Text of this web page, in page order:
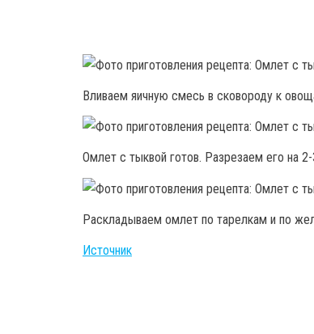
Вливаем яичную смесь в сковороду к
Омлет с тыквой готов. Разрезаем его на 2-
Раскладываем омлет по тарелкам и по
Источник